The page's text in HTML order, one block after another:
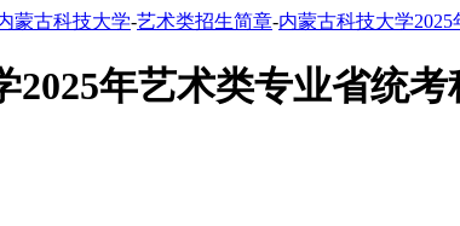
蒙古科技大学-艺术类招生简章-内蒙古科技大学
2025年艺术类专业省统